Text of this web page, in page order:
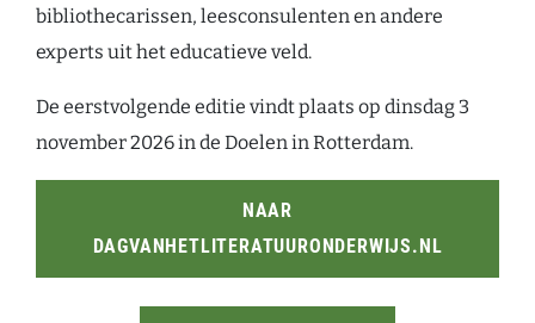
bibliothecarissen, leesconsulenten en andere
experts uit het educatieve veld.
De eerstvolgende editie vindt plaats op dinsdag 3
november 2026 in de Doelen in Rotterdam.
NAAR
DAGVANHETLITERATUURONDERWIJS.NL